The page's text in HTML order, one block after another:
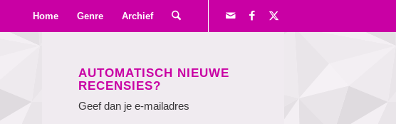
Home Genre Archief
AUTOMATISCH NIEUWE
RECENSIES?
Geef dan je e-mailadres